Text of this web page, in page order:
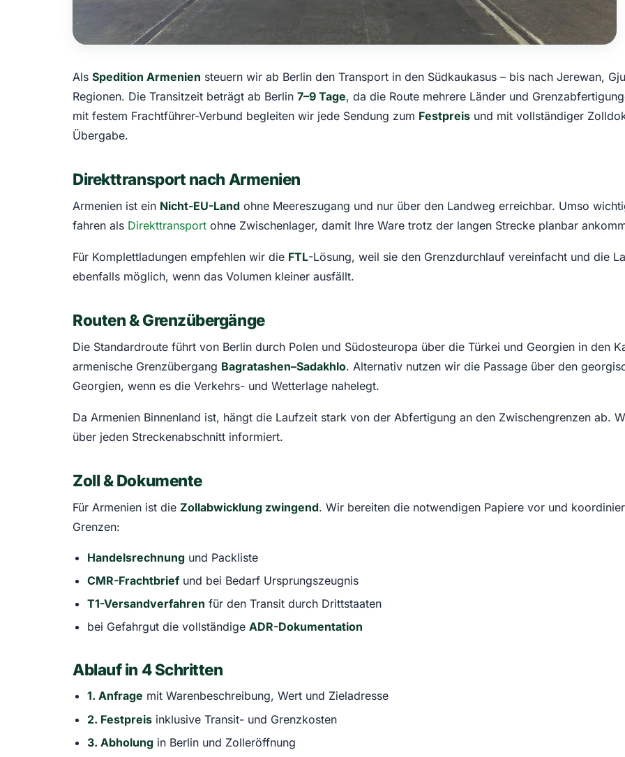
Als Spedition Armenien steuern wir ab Berlin den Transport in den Südkaukasus – bis nach Jerewan,
Regionen. Die Transitzeit beträgt ab Berlin 7–9 Tage, da die Route mehrere Länder und
mit festem Frachtführer-Verbund begleiten wir jede Sendung zum Festpreis und mit vollständiger
Übergabe.
Direkttransport nach Armenien
Armenien ist ein Nicht-EU-Land ohne Meereszugang und nur über den Landweg erreichbar. Umso
fahren als Direkttransport ohne Zwischenlager, damit Ihre Ware trotz der langen Strecke planbar
Für Komplettladungen empfehlen wir die FTL-Lösung, weil sie den Grenzdurchlauf vereinfacht und die
ebenfalls möglich, wenn das Volumen kleiner ausfällt.
Routen & Grenzübergänge
Die Standardroute führt von Berlin durch Polen und Südosteuropa über die Türkei und Georgien in den
armenische Grenzübergang Bagratashen–Sadakhlo. Alternativ nutzen wir die Passage über den
Georgien, wenn es die Verkehrs- und Wetterlage nahelegt.
Da Armenien Binnenland ist, hängt die Laufzeit stark von der Abfertigung an den Zwischengrenzen ab.
über jeden Streckenabschnitt informiert.
Zoll & Dokumente
Für Armenien ist die Zollabwicklung zwingend. Wir bereiten die notwendigen Papiere vor und
Grenzen:
Handelsrechnungund Packliste
CMR-Frachtbriefund bei Bedarf Ursprungszeugnis
T1-Versandverfahren für den Transit durch Drittstaaten
bei Gefahrgut die vollständige ADR-Dokumentation
Ablauf in 4 Schritten
1. Anfrage mit Warenbeschreibung, Wert und Zieladresse
2. Festpreisinklusive Transit- und Grenzkosten
3. Abholungin Berlin und Zolleröffnung